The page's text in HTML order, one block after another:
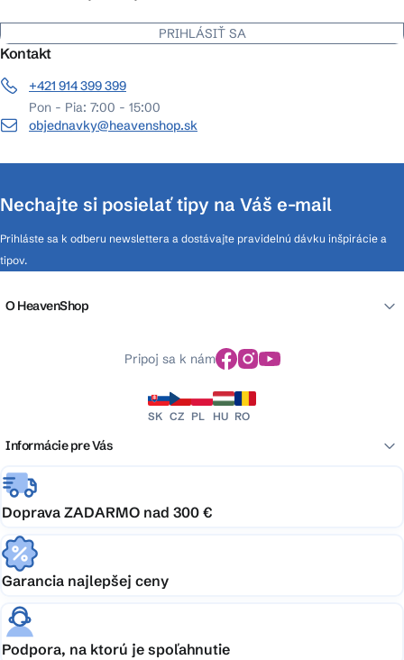
PRIHLÁSIŤ SA
Kontakt
+421 914 399 399
Pon - Pia: 7:00 - 15:00
objednavky@heavenshop.sk
Nechajte si posielať tipy na Váš e-mail
Prihláste sa k odberu newslettera a dostávajte pravidelnú dávku inšpirácie a
tipov.
O HeavenShop
Pripoj sa k nám
SK CZ PL HU RO
Informácie pre Vás
Doprava ZADARMO nad 300 €
Garancia najlepšej ceny
Podpora, na ktorú je spoľahnutie